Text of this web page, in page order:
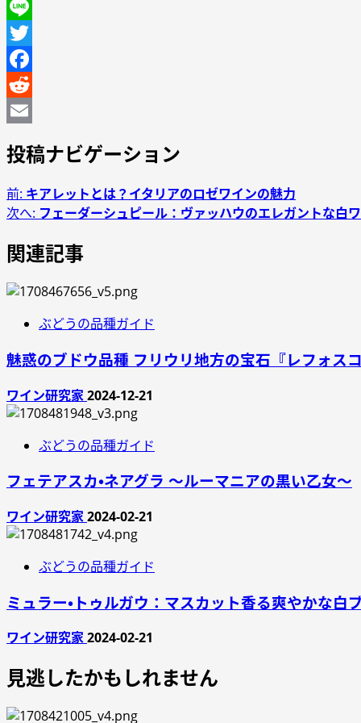
Line
Twitter
Facebook
Reddit
投稿ナビゲーション
前: キアレットとは？イタリアのロゼワインの魅力
次へ: フェーダーシュピール：ヴァッハウのエレガントな白
関連記事
ぶどうの品種ガイド
魅惑のブドウ品種 フリウリ地方の宝石『レフォスコ
ワイン研究家2024-12-21
ぶどうの品種ガイド
フェテアスカ・ネアグラ ～ルーマニアの黒い乙女～
ワイン研究家2024-02-21
ぶどうの品種ガイド
ミュラー・トゥルガウ：マスカット香る爽やかな白
ワイン研究家2024-02-21
見逃したかもしれません